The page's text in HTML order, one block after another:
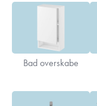
Bad overskabe